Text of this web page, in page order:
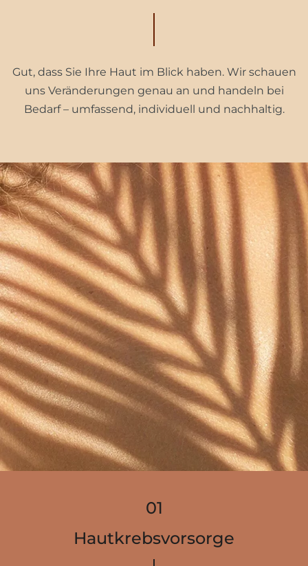
Gut, dass Sie Ihre Haut im Blick haben. Wir schauen
uns Veränderungen genau an und handeln bei
Bedarf – umfassend, individuell und nachhaltig.
Hautkrebs­vorsorge